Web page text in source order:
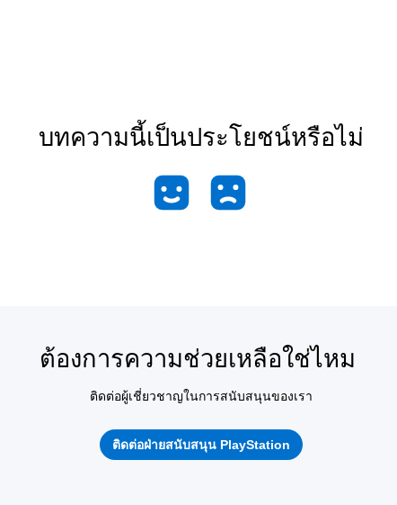
บทความนี้เป็นประโยชน์หรือไม่
ต้องการความช่วยเหลือใช่ไหม
ติดต่อผู้เชี่ยวชาญในการสนับสนุนของเรา
ติดต่อฝ่ายสนับสนุน PlayStation